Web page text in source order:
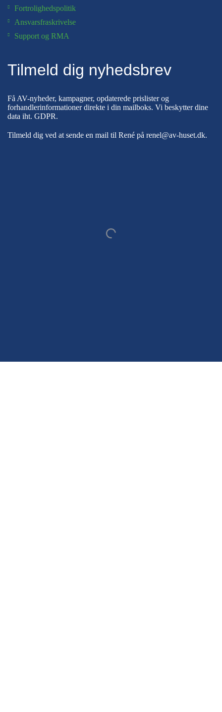
Fortrolighedspolitik
Ansvarsfraskrivelse
Support og RMA
Tilmeld dig nyhedsbrev
Få AV-nyheder, kampagner, opdaterede prislister og
forhandlerinformationer direkte i din mailboks. Vi beskytter dine
data iht. GDPR.
Tilmeld dig ved at sende en mail til René på renel@av-huset.dk.